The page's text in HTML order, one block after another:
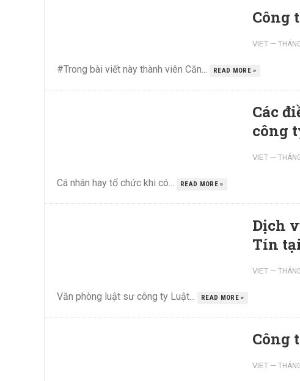
Công
VIET —
#Trong bài viết này thành viên Căn... READ MORE »
Các
công
VIET —
Cá nhân hay tổ chức khi có... READ MORE »
Dịch
Tín
VIET —
Văn phòng luật sư công ty Luật... READ MORE »
Công
VIET —